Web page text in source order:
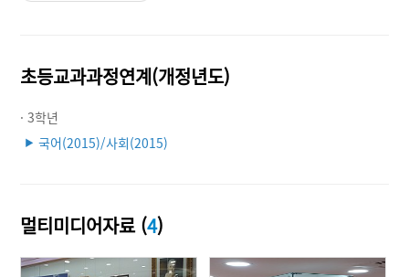
초등교과과정연계(개정년도)
· 3학년
▶ 국어(2015)/사회(2015)
멀티미디어자료 (4)